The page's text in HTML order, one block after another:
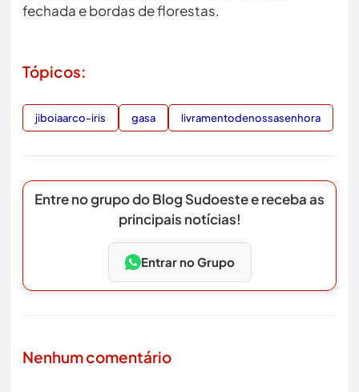
fechada e bordas de florestas.
Tópicos:
jiboiaarco-iris gasa livramentodenossasenhora
Entre no grupo do Blog Sudoeste e receba as
principais notícias!
Entrar no Grupo
Nenhum comentário